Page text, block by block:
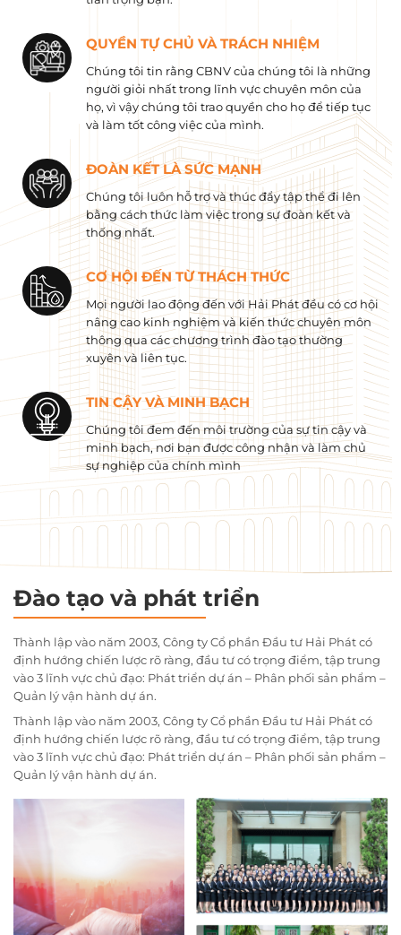
QUYỀN TỰ CHỦ VÀ TRÁCH NHIỆM
Chúng tôi tin rằng CBNV của chúng tôi là những
người giỏi nhất trong lĩnh vực chuyên môn của
họ, vì vậy chúng tôi trao quyền cho họ để tiếp tục
và làm tốt công việc của mình.
ĐOÀN KẾT LÀ SỨC MẠNH
Chúng tôi luôn hỗ trợ và thúc đẩy tập thể đi lên
bằng cách thức làm việc trong sự đoàn kết và
thống nhất.
CƠ HỘI ĐẾN TỪ THÁCH THỨC
Mọi người lao động đến với Hải Phát đều có cơ hội
nâng cao kinh nghiệm và kiến ​​thức chuyên môn
thông qua các chương trình đào tạo thường
xuyên và liên tục.
TIN CẬY VÀ MINH BẠCH
Chúng tôi đem đến môi trường của sự tin cậy và
minh bạch, nơi bạn được công nhận và làm chủ
sự nghiệp của chính mình
Đào tạo và phát triển
Thành lập vào năm 2003, Công ty Cổ phần Đầu tư Hải Phát có
định hướng chiến lược rõ ràng, đầu tư có trọng điểm, tập trung
vào 3 lĩnh vực chủ đạo: Phát triển dự án – Phân phối sản phẩm –
Quản lý vận hành dự án.
Thành lập vào năm 2003, Công ty Cổ phần Đầu tư Hải Phát có
định hướng chiến lược rõ ràng, đầu tư có trọng điểm, tập trung
vào 3 lĩnh vực chủ đạo: Phát triển dự án – Phân phối sản phẩm –
Quản lý vận hành dự án.